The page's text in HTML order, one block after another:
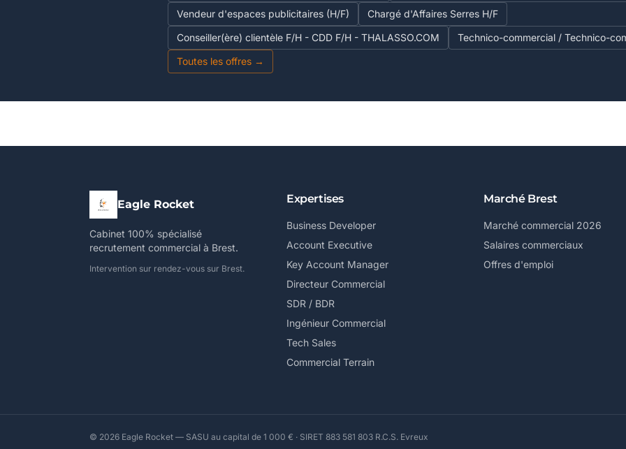
Vendeur d'espaces publicitaires (H/F)
Chargé d'Affaires Serres H/F
Conseiller(ère) clientèle F/H - CDD F/H - THALASSO.COM
Technico-commercial / Technico-
Toutes les offres →
Eagle Rocket
Cabinet 100% spécialisé
recrutement commercial à Brest.
Intervention sur rendez-vous sur Brest.
Expertises
Business Developer
Account Executive
Key Account Manager
Directeur Commercial
SDR / BDR
Ingénieur Commercial
Tech Sales
Commercial Terrain
Marché Brest
Marché commercial 2026
Salaires commerciaux
Offres d'emploi
© 2026 Eagle Rocket — SASU au capital de 1 000 € · SIRET 883 581 803 R.C.S. Evreux